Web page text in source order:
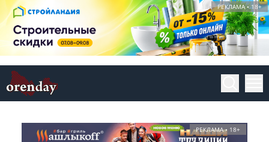
РЕКЛАМА • 18+
РЕКЛАМА • 18+